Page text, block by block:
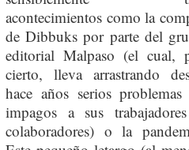
acontecimientos como la
de Dibbuks por parte del
editorial Malpaso (el cual,
cierto, lleva arrastrando
hace años serios problemas
impagos a sus
colaboradores) o la